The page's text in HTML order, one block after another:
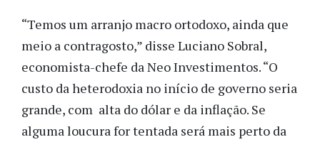
“Temos um arranjo macro ortodoxo, ainda que
meio a contragosto,” disse Luciano Sobral,
economista-chefe da Neo Investimentos. “O
custo da heterodoxia no início de governo seria
grande, com alta do dólar e da inflação. Se
alguma loucura for tentada será mais perto da